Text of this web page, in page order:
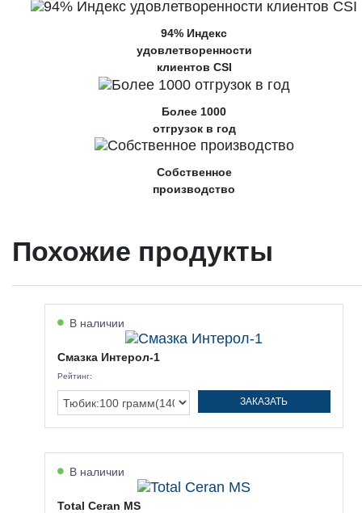
94% Индекс
удовлетворенности
клиентов CSI
Более 1000
отгрузок в год
Собственное
производство
Похожие продукты
В наличии
Смазка Интерол-1
Рейтинг:
ЗАКАЗАТЬ
В наличии
Total Ceran MS